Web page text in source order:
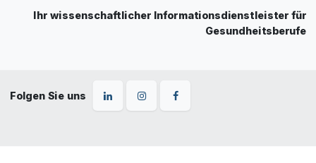
Ihr wissenschaftlicher Informationsdienstleister für
Gesundheitsberufe
Folgen Sie uns